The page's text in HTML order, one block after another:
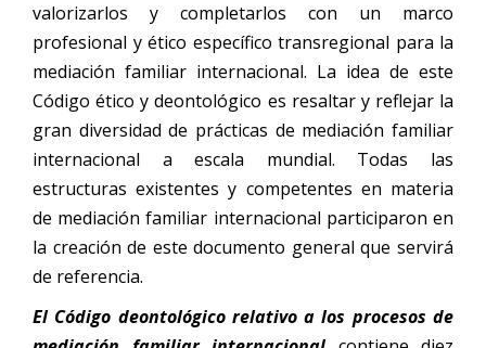
valorizarlos y completarlos con un marco
profesional y ético específico transregional para la
mediación familiar internacional. La idea de este
Código ético y deontológico es resaltar y reflejar la
gran diversidad de prácticas de mediación familiar
internacional a escala mundial. Todas las
estructuras existentes y competentes en materia
de mediación familiar internacional participaron en
la creación de este documento general que servirá
de referencia.
El Código deontológico relativo a los procesos de